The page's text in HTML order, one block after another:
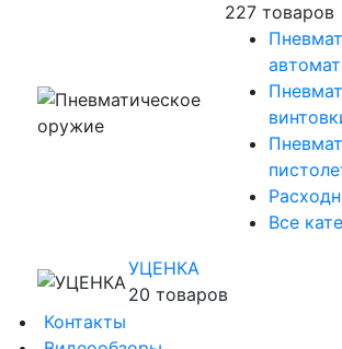
227 товаров
Все
УЦЕНКА
20 товаров
Контакты